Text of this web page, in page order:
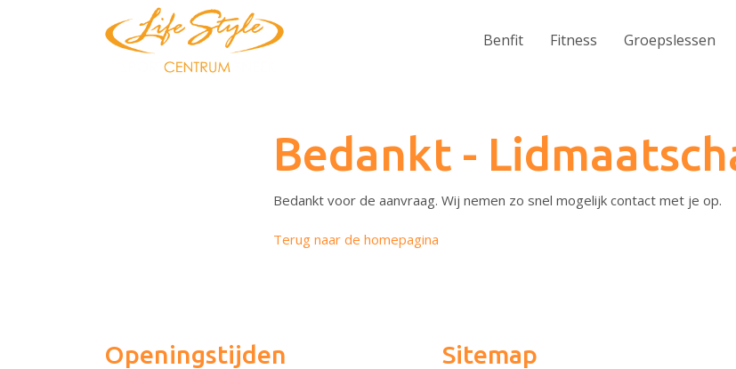
Benfit Fitness Groepslessen
Bedankt -
Bedankt voor de aanvraag. Wij nemen zo snel mogelijk contact met je op.
Terug naar de homepagina
Openingstijden Sitemap